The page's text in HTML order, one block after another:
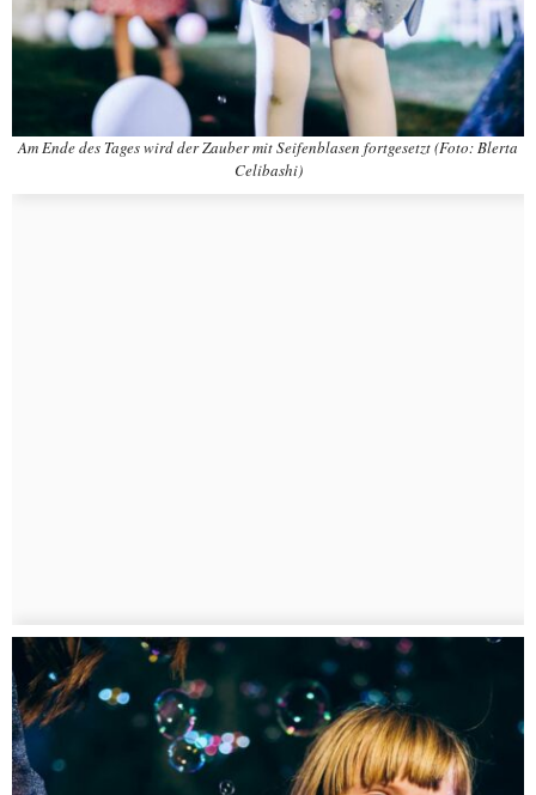
Am Ende des Tages wird der Zauber mit Seifenblasen fortgesetzt (Foto: Blerta
Celibashi)